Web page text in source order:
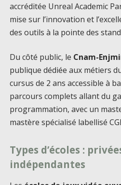
accréditée Unreal Academic
mise sur l’innovation et
des outils à la pointe des
Du côté public, le Cnam-
publique dédiée aux métiers
cursus de 2 ans accessible à
parcours complets allant du
programmation, avec un
mastère spécialisé labellisé
Types d’écoles :
indépendantes